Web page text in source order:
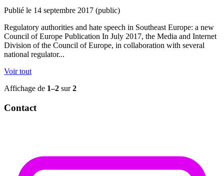
Publié le 14 septembre 2017 (public)
Regulatory authorities and hate speech in Southeast Europe: a new
Council of Europe Publication In July 2017, the Media and Internet
Division of the Council of Europe, in collaboration with several
national regulator...
Voir tout
Affichage de 1–2 sur2
Contact